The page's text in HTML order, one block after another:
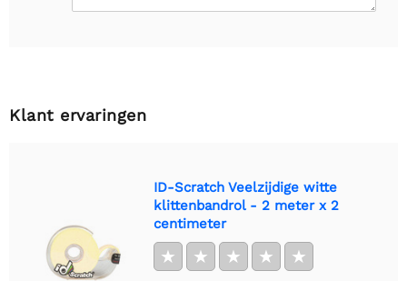
Klant ervaringen
ID-Scratch Veelzijdige witte
klittenbandrol - 2 meter x 2
centimeter
★ ★ ★ ★ ★